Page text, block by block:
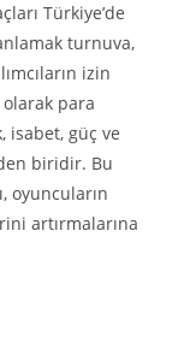
Türkiye’de
turnuva,
izin
para
isabet, güç ve
biridir. Bu
oyuncuların
artırmalarına